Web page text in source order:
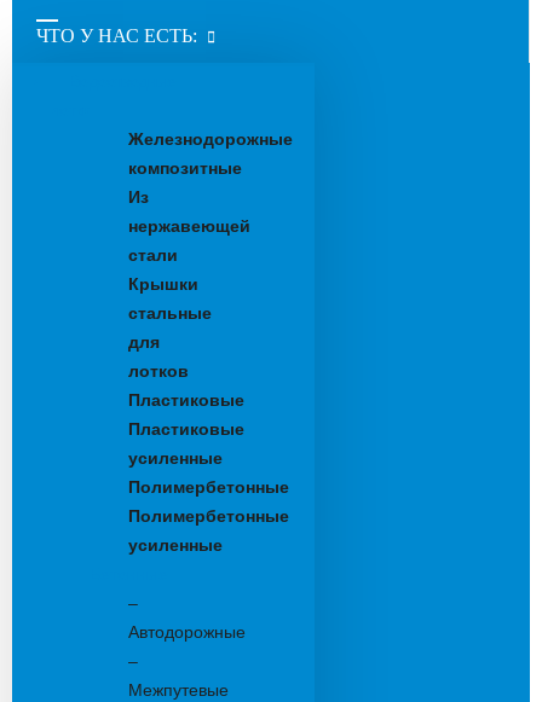
ЧТО У НАС ЕСТЬ:
Железнодорожные
композитные
Из
нержавеющей
стали
Крышки
стальные
для
лотков
Пластиковые
Пластиковые
усиленные
Полимербетонные
Полимербетонные
усиленные
–
Автодорожные
–
Межпутевые